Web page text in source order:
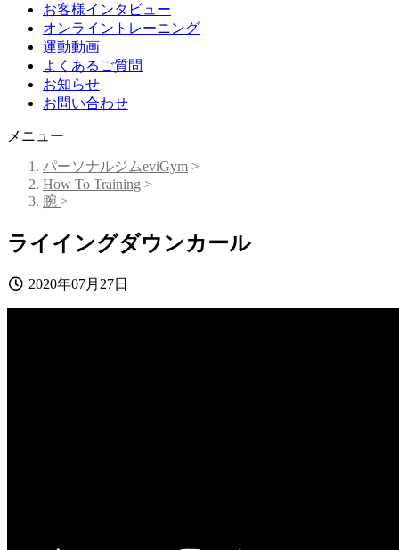
お客様インタビュー
オンライントレーニング
運動動画
よくあるご質問
お知らせ
お問い合わせ
メニュー
パーソナルジムeviGym >
How To Training >
腕 >
ライイングダウンカール
2020年07月27日